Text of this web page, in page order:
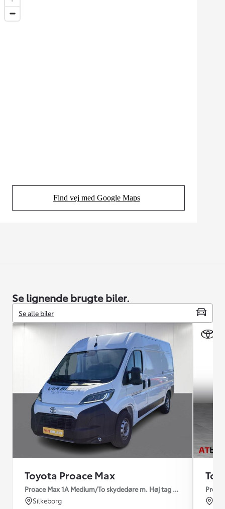
Find vej med Google Maps
(Opens in new tab)
Se lignende brugte biler.
Se alle biler
Toyota Proace Max
Proace Max 1A Medium/To skydedøre m. Høj tag 2.2 diesel
Silkeborg